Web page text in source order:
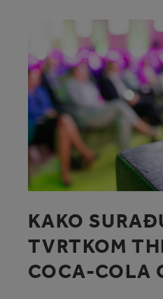
KAKO
TVRTKOM
COCA‑COLA